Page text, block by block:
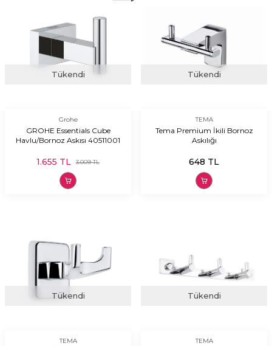
Tükendi
Grohe
GROHE Essentials Cube
Havlu/Bornoz Askısı 40511001
3.009TL
1.655 TL
Tükendi
TEMA
Tema Premium İkili Bornoz
Askılığı
648 TL
Tükendi
TEMA
Tükendi
TEMA